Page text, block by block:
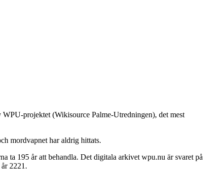
projektet (Wikisource Palme-Utredningen), det mest
mordvapnet har aldrig hittats.
ta 195 år att behandla. Det digitala arkivet wpu.nu är svaret på
2221.